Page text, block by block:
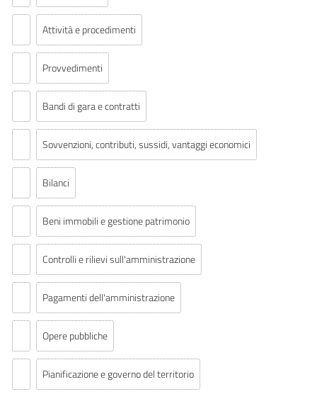
Attività e procedimenti
Provvedimenti
Bandi di gara e contratti
Sovvenzioni, contributi, sussidi, vantaggi economici
Bilanci
Beni immobili e gestione patrimonio
Controlli e rilievi sull'amministrazione
Pagamenti dell'amministrazione
Opere pubbliche
Pianificazione e governo del territorio